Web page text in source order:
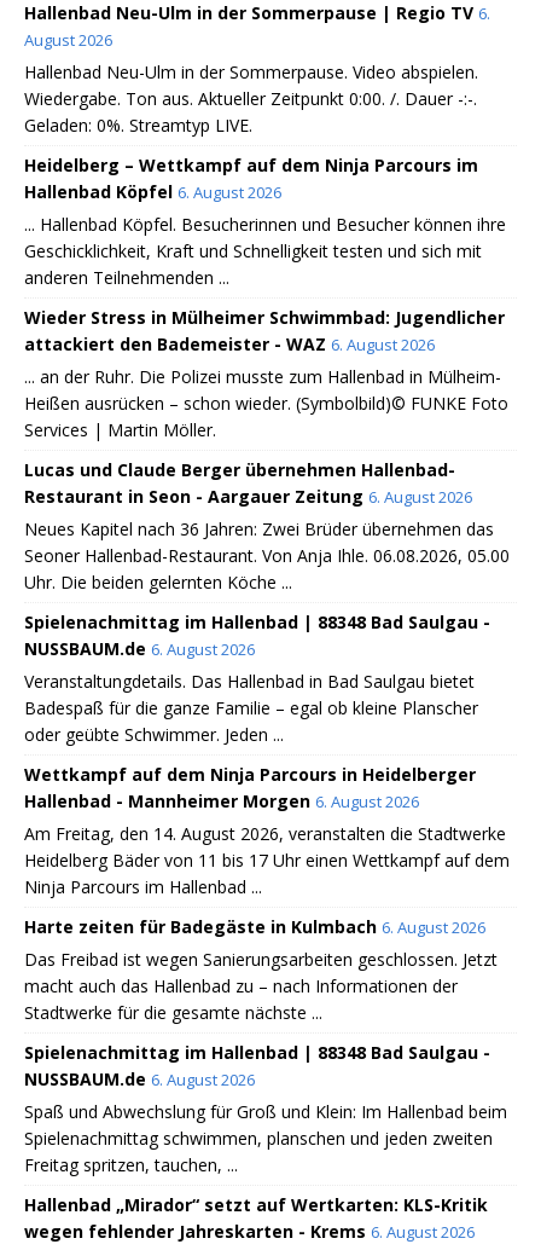
Hallenbad Neu-Ulm in der Sommerpause | Regio TV 6.
August 2026
Hallenbad Neu-Ulm in der Sommerpause. Video abspielen.
Wiedergabe. Ton aus. Aktueller Zeitpunkt 0:00. /. Dauer -:-.
Geladen: 0%. Streamtyp LIVE.
Heidelberg – Wettkampf auf dem Ninja Parcours im
Hallenbad Köpfel 6. August 2026
... Hallenbad Köpfel. Besucherinnen und Besucher können ihre
Geschicklichkeit, Kraft und Schnelligkeit testen und sich mit
anderen Teilnehmenden ...
Wieder Stress in Mülheimer Schwimmbad: Jugendlicher
attackiert den Bademeister - WAZ 6. August 2026
... an der Ruhr. Die Polizei musste zum Hallenbad in Mülheim-
Heißen ausrücken – schon wieder. (Symbolbild)© FUNKE Foto
Services | Martin Möller.
Lucas und Claude Berger übernehmen Hallenbad-
Restaurant in Seon - Aargauer Zeitung 6. August 2026
Neues Kapitel nach 36 Jahren: Zwei Brüder übernehmen das
Seoner Hallenbad-Restaurant. Von Anja Ihle. 06.08.2026, 05.00
Uhr. Die beiden gelernten Köche ...
Spielenachmittag im Hallenbad | 88348 Bad Saulgau -
NUSSBAUM.de 6. August 2026
Veranstaltungdetails. Das Hallenbad in Bad Saulgau bietet
Badespaß für die ganze Familie – egal ob kleine Planscher
oder geübte Schwimmer. Jeden ...
Wettkampf auf dem Ninja Parcours in Heidelberger
Hallenbad - Mannheimer Morgen 6. August 2026
Am Freitag, den 14. August 2026, veranstalten die Stadtwerke
Heidelberg Bäder von 11 bis 17 Uhr einen Wettkampf auf dem
Ninja Parcours im Hallenbad ...
Harte zeiten für Badegäste in Kulmbach 6. August 2026
Das Freibad ist wegen Sanierungsarbeiten geschlossen. Jetzt
macht auch das Hallenbad zu – nach Informationen der
Stadtwerke für die gesamte nächste ...
Spielenachmittag im Hallenbad | 88348 Bad Saulgau -
NUSSBAUM.de 6. August 2026
Spaß und Abwechslung für Groß und Klein: Im Hallenbad beim
Spielenachmittag schwimmen, planschen und jeden zweiten
Freitag spritzen, tauchen, ...
Hallenbad „Mirador“ setzt auf Wertkarten: KLS-Kritik
wegen fehlender Jahreskarten - Krems 6. August 2026